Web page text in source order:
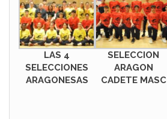
LAS 4
SELECCIONES
ARAGONESAS
SELECCION
ARAGON
CADETE MASC